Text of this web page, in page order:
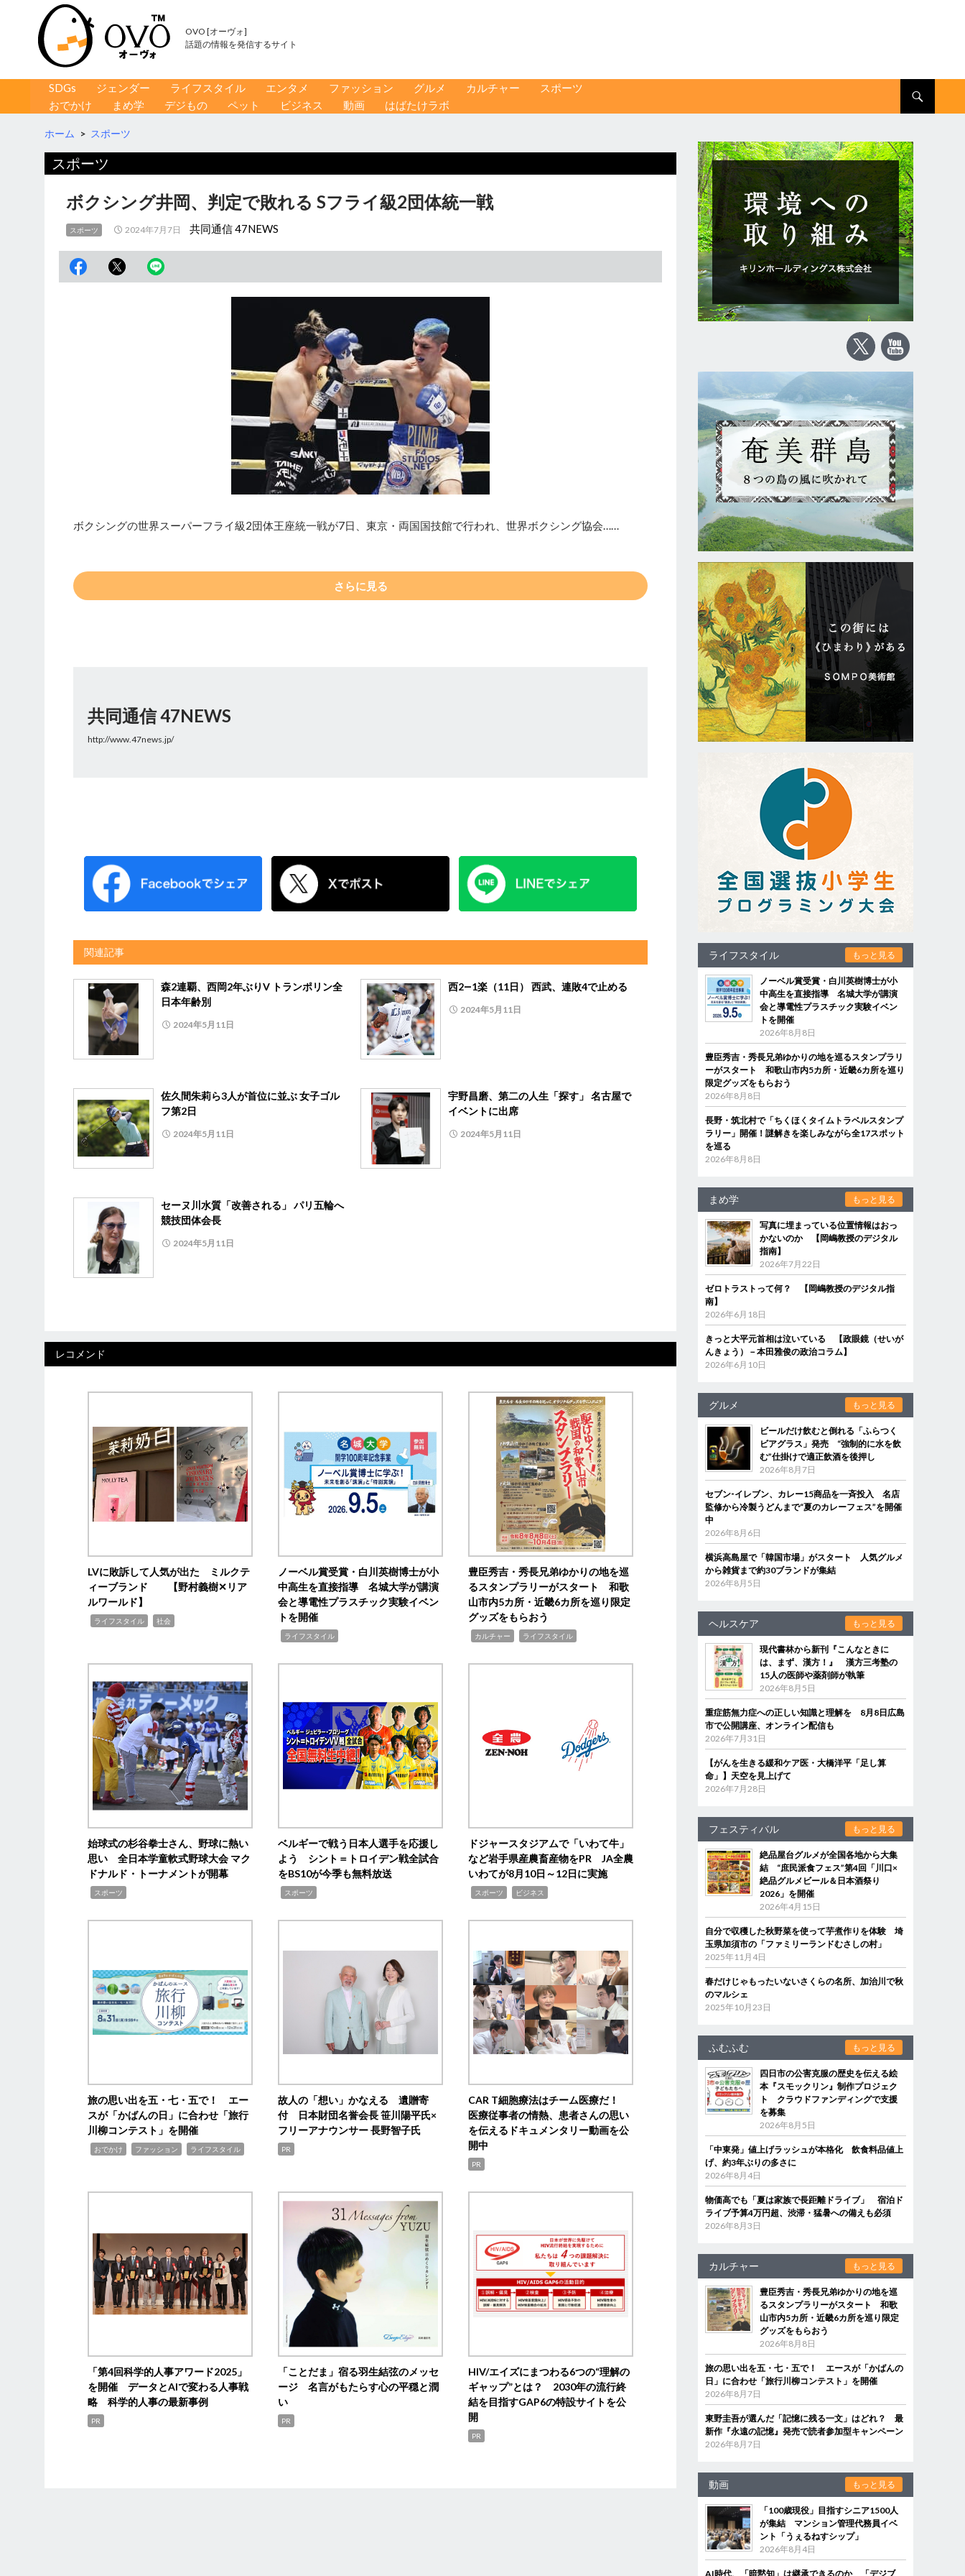
OVO [オーヴォ]
話題の情報を発信するサイト
コンテンツへ移動
SDGs ジェンダー ライフスタイル エンタメ ファッション グルメ カルチャー
スポーツ
おでかけ
まめ学 デジもの ペット ビジネス 動画 はばたけラボ
ホーム > スポーツ
スポーツ
ボクシング井岡、判定で敗れる Sフライ級2団体統一戦
スポーツ 2024年7月7日 共同通信 47NEWS
ボクシングの世界スーパーフライ級2団体王座統一戦が7日、東京・両国国技館で行われ、世界ボクシング協会……
さらに見る
共同通信 47NEWS
http://www.47news.jp/
関連記事
森2連覇、西岡2年ぶりV トランポリン全
日本年齢別
2024年5月11日
西2―1楽（11日） 西武、連敗4で止める
2024年5月11日
佐久間朱莉ら3人が首位に並ぶ 女子ゴル
フ第2日
2024年5月11日
宇野昌磨、第二の人生「探す」 名古屋で
イベントに出席
2024年5月11日
セーヌ川水質「改善される」 パリ五輪へ
競技団体会長
2024年5月11日
レコメンド
LVに敗訴して人気が出た ミルクテ
ィーブランド 【野村義樹✕リア
ルワールド】
ライフスタイル 社会
ノーベル賞受賞・白川英樹博士が小
中高生を直接指導 名城大学が講演
会と導電性プラスチック実験イベン
トを開催
ライフスタイル
豊臣秀吉・秀長兄弟ゆかりの地を巡
るスタンプラリーがスタート 和歌
山市内5カ所・近畿6カ所を巡り限定
グッズをもらおう
カルチャー ライフスタイル
始球式の杉谷拳士さん、野球に熱い
思い 全日本学童軟式野球大会 マク
ドナルド・トーナメントが開幕
スポーツ
ベルギーで戦う日本人選手を応援し
よう シント＝トロイデン戦全試合
をBS10が今季も無料放送
スポーツ
ドジャースタジアムで「いわて牛」
など岩手県産農畜産物をPR JA全農
いわてが8月10日～12日に実施
スポーツ ビジネス
旅の思い出を五・七・五で！ エー
スが「かばんの日」に合わせ「旅行
川柳コンテスト」を開催
おでかけ ファッション ライフスタイル
故人の「想い」かなえる 遺贈寄
付 日本財団名誉会長 笹川陽平氏×
フリーアナウンサー 長野智子氏
PR
CAR T細胞療法はチーム医療だ！
医療従事者の情熱、患者さんの思い
を伝えるドキュメンタリー動画を公
開中
PR
「第4回科学的人事アワード2025」
を開催 データとAIで変わる人事戦
略 科学的人事の最新事例
PR
「ことだま」宿る羽生結弦のメッセ
ージ 名言がもたらす心の平穏と潤
い
PR
HIV/エイズにまつわる6つの“理解の
ギャップ”とは？ 2030年の流行終
結を目指すGAP6の特設サイトを公
開
PR
ライフスタイル もっと見る
ノーベル賞受賞・白川英樹博士が小
中高生を直接指導 名城大学が講演
会と導電性プラスチック実験イベン
トを開催
2026年8月8日
豊臣秀吉・秀長兄弟ゆかりの地を巡るスタンプラリ
ーがスタート 和歌山市内5カ所・近畿6カ所を巡り
限定グッズをもらおう
2026年8月8日
長野・筑北村で「ちくほくタイムトラベルスタンプ
ラリー」開催！謎解きを楽しみながら全17スポット
を巡る
2026年8月8日
まめ学 もっと見る
写真に埋まっている位置情報はおっ
かないのか 【岡嶋教授のデジタル
指南】
2026年7月22日
ゼロトラストって何？ 【岡嶋教授のデジタル指
南】
2026年6月18日
きっと大平元首相は泣いている 【政眼鏡（せいが
んきょう）－本田雅俊の政治コラム】
2026年6月10日
グルメ もっと見る
ビールだけ飲むと倒れる「ふらつく
ビアグラス」発売 “強制的に水を飲
む”仕掛けで適正飲酒を後押し
2026年8月7日
セブン‐イレブン、カレー15商品を一斉投入 名店
監修から冷製うどんまで“夏のカレーフェス”を開催
中
2026年8月6日
横浜高島屋で「韓国市場」がスタート 人気グルメ
から雑貨まで約30ブランドが集結
2026年8月5日
ヘルスケア もっと見る
現代書林から新刊『こんなときに
は、まず、漢方！』 漢方三考塾の
15人の医師や薬剤師が執筆
2026年8月5日
重症筋無力症への正しい知識と理解を 8月8日広島
市で公開講座、オンライン配信も
2026年7月31日
【がんを生きる緩和ケア医・大橋洋平「足し算
命」】天空を見上げて
2026年7月28日
フェスティバル もっと見る
絶品屋台グルメが全国各地から大集
結 “庶民派食フェス”第4回「川口×
絶品グルメビール＆日本酒祭り
2026」を開催
2026年4月15日
自分で収穫した秋野菜を使って芋煮作りを体験 埼
玉県加須市の「ファミリーランドむさしの村」
2025年11月4日
春だけじゃもったいないさくらの名所、加治川で秋
のマルシェ
2025年10月23日
ふむふむ もっと見る
四日市の公害克服の歴史を伝える絵
本『スモックリン』制作プロジェク
ト クラウドファンディングで支援
を募集
2026年8月5日
「中東発」値上げラッシュが本格化 飲食料品値上
げ、約3年ぶりの多さに
2026年8月4日
物価高でも「夏は家族で長距離ドライブ」 宿泊ド
ライブ予算4万円超、渋滞・猛暑への備えも必須
2026年8月3日
カルチャー もっと見る
豊臣秀吉・秀長兄弟ゆかりの地を巡
るスタンプラリーがスタート 和歌
山市内5カ所・近畿6カ所を巡り限定
グッズをもらおう
2026年8月8日
旅の思い出を五・七・五で！ エースが「かばんの
日」に合わせ「旅行川柳コンテスト」を開催
2026年8月7日
東野圭吾が選んだ「記憶に残る一文」はどれ？ 最
新作『永遠の記憶』発売で読者参加型キャンペーン
2026年8月7日
動画 もっと見る
「100歳現役」目指すシニア1500人
が集結 マンション管理代務員イベ
ント「うぇるねすシップ」
2026年8月4日
AI時代、「暗黙知」は継承できるのか 「デジブ